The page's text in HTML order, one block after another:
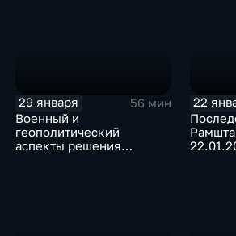
29 января
56 мин
Военный и
геополитический
аспекты решения
22